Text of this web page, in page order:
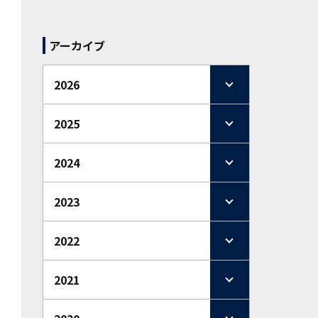
アーカイブ
2026
2025
2024
2023
2022
2021